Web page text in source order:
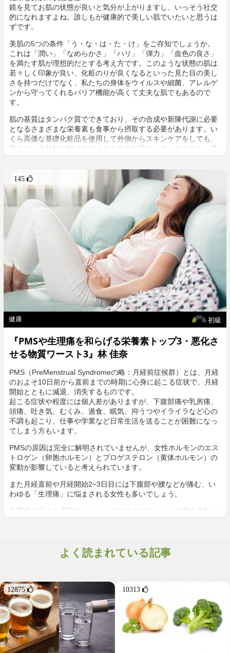
鏡を見てお肌の状態が良いと気分が上がりますし、いっそう社交
的になれますよね。誰しもが健康的で美しい肌でいたいと思うは
ずです。
美肌の5つの条件「う・な・は・た・け」をご存知でしょうか。
これは「潤い」「なめらかさ」「ハリ」「弾力」「血色の良さ」
を満たす肌が理想的だとする考え方です。このような状態の肌は
若々しく印象が良い、化粧のりが良くなるといった見た目の美し
さを持つだけでなく、私たちの身体をウイルスや細菌、アレルゲ
ンから守ってくれるバリア機能が高くて丈夫な肌でもあるので
す。
肌の基質はタンパク質でできており、その合成や新陳代謝に必要
となるさまざまな栄養素も食事から摂取する必要があります。い
くら高価な基礎化粧品を使用して外側からスキンケアをしても、
肌をつくる材料が無ければうまく生まれ変わっていきません。美
肌は大きく分けて外側から「表皮」「真皮」「皮下組織」の3つ
の層で成り立っています。
肌の上層部にある「表皮」の表面には、油分や水分が混ざった皮
脂膜、天然保湿因子（アミノ酸や尿素から構成される）、角質細
胞間脂質（セラミドや脂肪酸から構成される）が存在し、肌の水
分量を一定に保ちながらバリア機能を保持しています。
その下にある「真皮」の主成分はコラーゲンやエラスチンであ
り、肌の明るさや透明感、弾力を作り出します。また真皮には肌
細胞に栄養素や酸素を運ぶ血管、分泌物の出口である皮脂腺や汗
腺、熱さや痒みなど肌感覚を感じるセンサーである神経が存在
し、生理的な機能も営んでいます。
最も深部の層にある「皮下組織」は外部からの衝撃を和らげる
クッションの役割や、体温調節をしています。
肌は約28日周期で生まれ変わるとされており、これをターンオー
バーと言います。加齢によってターンオーバーの速度は遅くな
り、肌がくすんでトーンダウンしたり、手触りが硬くなりがち
に。逆に、乾燥や紫外線、強すぎるクレンジングケアなどによる
刺激を受けた肌はターンオーバーが早まりすぎて、角化が追い付
かず敏感な状態になってしまいます。
美しく健康な肌をつくるための正常な角化サイクルに必要な栄養
素は、ビタミンAやビタミンDです。どちらも脂溶性ビタミンで、
無理なダイエットで脂質をカットしすぎると吸収不全となり不足
しがちになります。
お肌のお悩み別 食事・栄養処方箋
年齢や性別、生まれ持った肌質、月経サイクル、生活パターンに
よって生じやすい肌トラブルは異なってきますが、お悩み改善に
役立つ食事や栄養摂取のポイントをまとめます。日々の食生活の
参考にしてみてくださいね。
145 
初級
健康
『PMSや生理痛を和らげる栄養素トップ3・悪化さ
せる物質ワースト3』林 佳奈
PMS（PreMenstrual Syndromeの略：月経前症候群）とは、月経
のおよそ10日前から直前までの時期に心身に起こる症状で、月経
開始とともに減退、消失するものです。
起こる症状や程度には個人差がありますが、下腹部痛や乳房痛、
頭痛、吐き気、むくみ、過食、眠気、抑うつやイライラなど心の
不調も起こり、仕事や学業など日常生活を送ることが困難になっ
てしまう方もいます。
PMSの原因は完全に解明されていませんが、女性ホルモンのエス
トロゲン（卵胞ホルモン）とプロゲステロン（黄体ホルモン）の
変動が影響していると考えられています。
また月経直前や月経開始2~3日目には下腹部や腰などが痛む、い
わゆる「生理痛」に悩まされる女性も多いでしょう。
生理痛が起こる原因の一つに、プロスタグランジンの産生過剰が
が『過剰に』分泌されてしまうことが問題になります。
をしましょう。
よく読まれている記事
12875  10313 